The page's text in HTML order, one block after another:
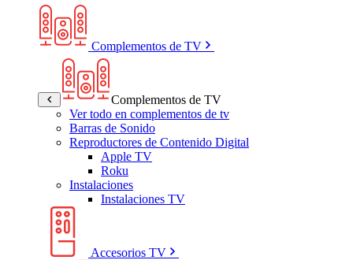
Complementos de TV
Complementos de TV
Ver todo en complementos de tv
Barras de Sonido
Reproductores de Contenido Digital
Apple TV
Roku
Instalaciones
Instalaciones TV
Accesorios TV